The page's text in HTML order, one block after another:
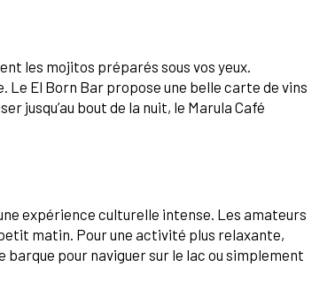
les mojitos préparés sous vos yeux.
El Born Bar propose une belle carte de vins
jusqu’au bout de la nuit, le Marula Café
expérience culturelle intense. Les amateurs
matin. Pour une activité plus relaxante,
barque pour naviguer sur le lac ou simplement